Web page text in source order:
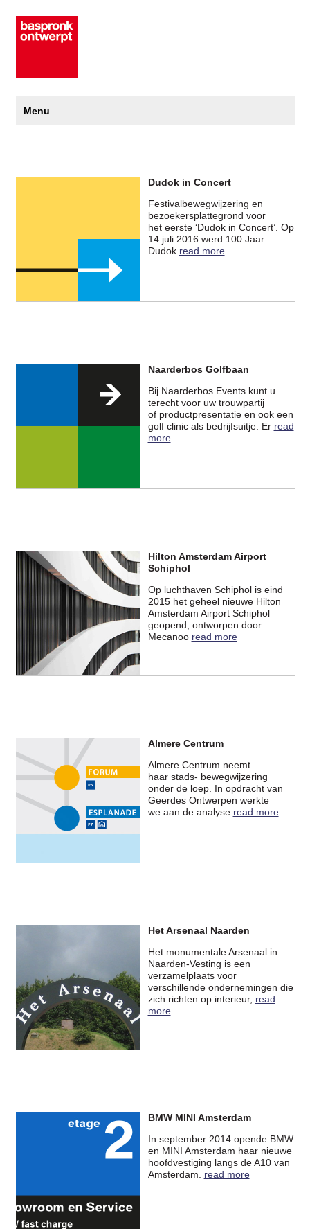
Menu
Dudok in Concert
Festivalbewegwijzering en
bezoekersplattegrond voor
het eerste ‘Dudok in Concert’. Op
14 juli 2016 werd 100 Jaar
Dudok read more
Naarderbos Golfbaan
Bij Naarderbos Events kunt u
terecht voor uw trouwpartij
of productpresentatie en ook een
golf clinic als bedrijfsuitje. Er read
more
Hilton Amsterdam Airport
Schiphol
Op luchthaven Schiphol is eind
2015 het geheel nieuwe Hilton
Amsterdam Airport Schiphol
geopend, ontworpen door
Mecanoo read more
Almere Centrum
Almere Centrum neemt
haar stads- bewegwijzering
onder de loep. In opdracht van
Geerdes Ontwerpen werkte
we aan de analyse read more
Het Arsenaal Naarden
Het monumentale Arsenaal in
Naarden-Vesting is een
verzamelplaats voor
verschillende ondernemingen die
zich richten op interieur, read
more
BMW MINI Amsterdam
In september 2014 opende BMW
en MINI Amsterdam haar nieuwe
hoofdvestiging langs de A10 van
Amsterdam. read more